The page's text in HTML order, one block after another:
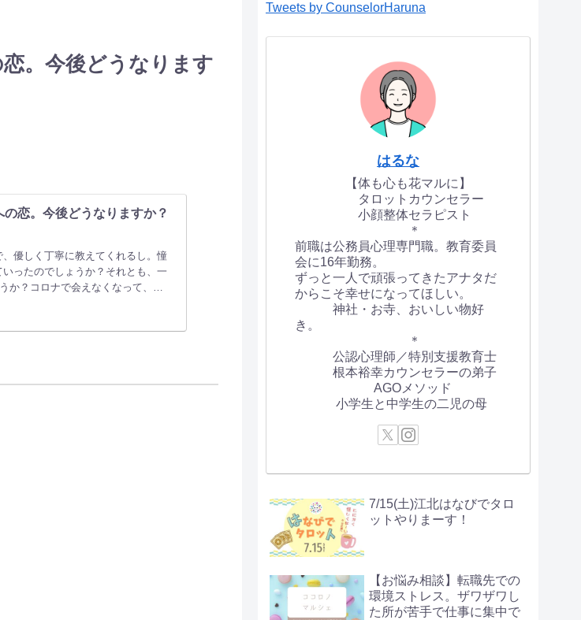
。今後どうなります
の恋。今後どうなりますか？
優しく丁寧に教えてくれるし。憧
ったのでしょうか？それとも、一
か？コロナで会えなくなって、…
Tweets by CounselorHaruna
はるな
【体も心も花マルに】
タロットカウンセラー
小顔整体セラピスト
＊
前職は公務員心理専門職。教育委員
会に16年勤務。
ずっと一人で頑張ってきたアナタだ
からこそ幸せになってほしい。
神社・お寺、おいしい物好
き。
＊
公認心理師／特別支援教育士
根本裕幸カウンセラーの弟子
AGOメソッド
小学生と中学生の二児の母
7/15(土)江北はなびでタロ
ットやりまーす！
【お悩み相談】転職先での
環境ストレス。ザワザワし
た所が苦手で仕事に集中で